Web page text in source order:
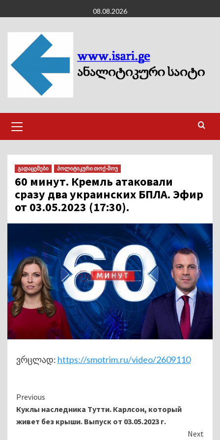
to
content
08.08.2026
Menu
გადაცემები პოლიტიკური თოქ-შოუ
60 минут. Кремль атаковали
сразу два украинских БПЛА. Эфир
от 03.05.2023 (17:30).
ვრცლად: https://smotrim.ru/video/2609110
Continue
Reading
Previous
Куклы наследника Тутти. Карлсон, который
живет без крыши. Выпуск от 03.05.2023 г.
Next